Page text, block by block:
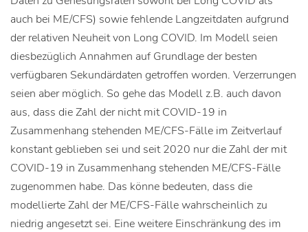
auch bei ME/CFS) sowie fehlende Langzeitdaten aufgrund
der relativen Neuheit von Long COVID. Im Modell seien
diesbezüglich Annahmen auf Grundlage der besten
verfügbaren Sekundärdaten getroffen worden. Verzerrungen
seien aber möglich. So gehe das Modell z.B. auch davon
aus, dass die Zahl der nicht mit COVID-19 in
Zusammenhang stehenden ME/CFS-Fälle im Zeitverlauf
konstant geblieben sei und seit 2020 nur die Zahl der mit
COVID-19 in Zusammenhang stehenden ME/CFS-Fälle
zugenommen habe. Das könne bedeuten, dass die
modellierte Zahl der ME/CFS-Fälle wahrscheinlich zu
niedrig angesetzt sei. Eine weitere Einschränkung des im